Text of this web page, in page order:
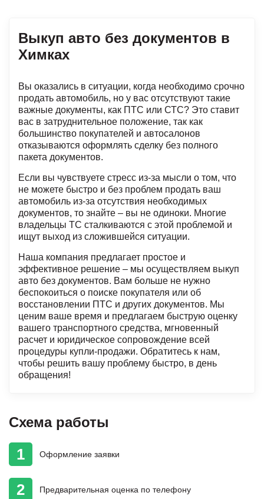
Выкуп авто без документов в
Химках
Вы оказались в ситуации, когда необходимо срочно
продать автомобиль, но у вас отсутствуют такие
важные документы, как ПТС или СТС? Это ставит
вас в затруднительное положение, так как
большинство покупателей и автосалонов
отказываются оформлять сделку без полного
пакета документов.
Если вы чувствуете стресс из-за мысли о том, что
не можете быстро и без проблем продать ваш
автомобиль из-за отсутствия необходимых
документов, то знайте – вы не одиноки. Многие
владельцы ТС сталкиваются с этой проблемой и
ищут выход из сложившейся ситуации.
Наша компания предлагает простое и
эффективное решение – мы осуществляем выкуп
авто без документов. Вам больше не нужно
беспокоиться о поиске покупателя или об
восстановлении ПТС и других документов. Мы
ценим ваше время и предлагаем быструю оценку
вашего транспортного средства, мгновенный
расчет и юридическое сопровождение всей
процедуры купли-продажи. Обратитесь к нам,
чтобы решить вашу проблему быстро, в день
обращения!
Схема работы
1 Оформление заявки
2 Предварительная оценка по телефону